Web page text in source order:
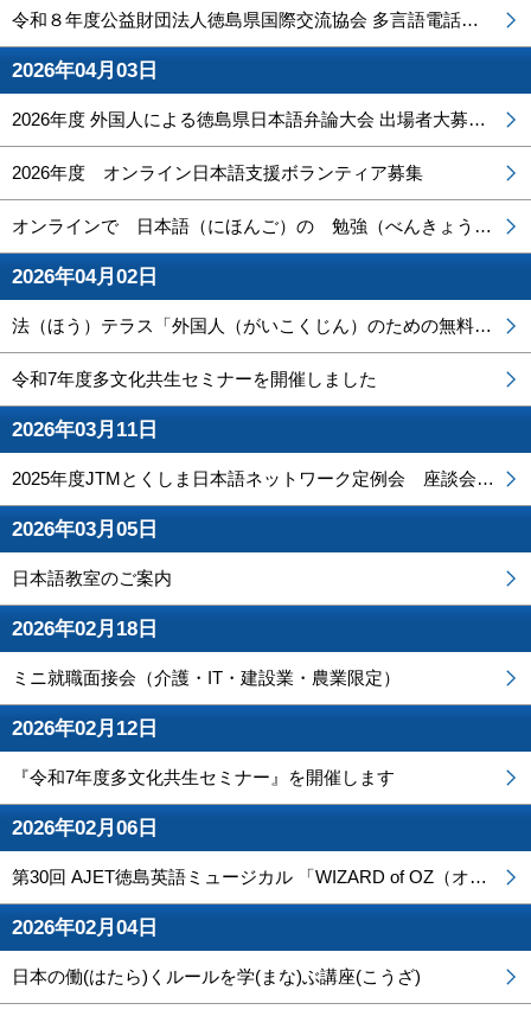
令和８年度公益財団法人徳島県国際交流協会 多言語電話相談（窓口案内）員募集について【締切】令和８年６月１２日(金)午後６時
2026年04月03日
2026年度 外国人による徳島県日本語弁論大会 出場者大募集！
2026年度 オンライン日本語支援ボランティア募集
オンラインで 日本語（にほんご）の 勉強（べんきょう）を しよう！ ※受付（うけつけ）を終了（しゅうりょう）しました。（2026年4月28日）
2026年04月02日
法（ほう）テラス「外国人（がいこくじん）のための無料（むりょう）法律（ほうりつ）相談会（そうだんかい）」
令和7年度多文化共生セミナーを開催しました
2026年03月11日
2025年度JTMとくしま日本語ネットワーク定例会 座談会「外国の人たちと、ともに働く徳島の今とこれからを語ろう！」
2026年03月05日
日本語教室のご案内
2026年02月18日
ミニ就職面接会（介護・IT・建設業・農業限定）
2026年02月12日
『令和7年度多文化共生セミナー』を開催します
2026年02月06日
第30回 AJET徳島英語ミュージカル 「WIZARD of OZ（オズの魔法使い～）」
2026年02月04日
日本の働(はたら)くルールを学(まな)ぶ講座(こうざ)